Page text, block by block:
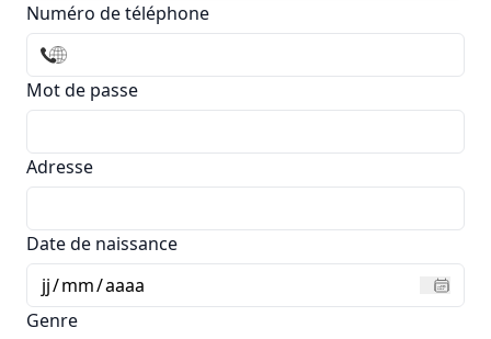
Numéro de téléphone
Mot de passe
Adresse
Date de naissance
jj/mm/aaaa
Genre